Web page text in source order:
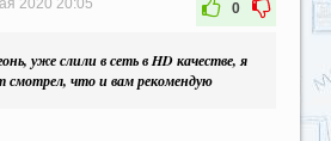
2020 20:05 0
уже слили в сеть в HD качестве, я
смотрел, что и вам рекомендую